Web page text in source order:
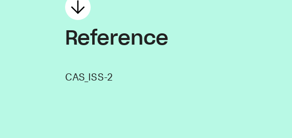
Reference
CAS_ISS-2